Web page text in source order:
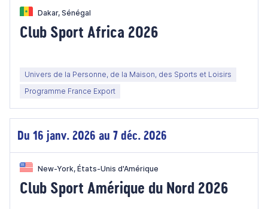
Dakar, Sénégal
Club Sport Africa 2026
Univers de la Personne, de la Maison, des Sports et Loisirs
Programme France Export
Du 16 janv. 2026 au 7 déc. 2026
New-York, États-Unis d'Amérique
Club Sport Amérique du Nord 2026